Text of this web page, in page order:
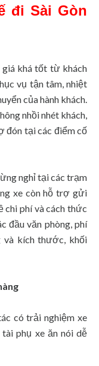
đi Sài Gòn
giá khá tốt từ khách
vụ tận tâm, nhiệt
của hành khách.
nhồi nhét khách,
đón tại các điểm cố
nghỉ tại các trạm
xe còn hỗ trợ gửi
chi phí và cách thức
đầu văn phòng, phí
và kích thước, khối
có trải nghiệm xe
phụ xe ăn nói dễ